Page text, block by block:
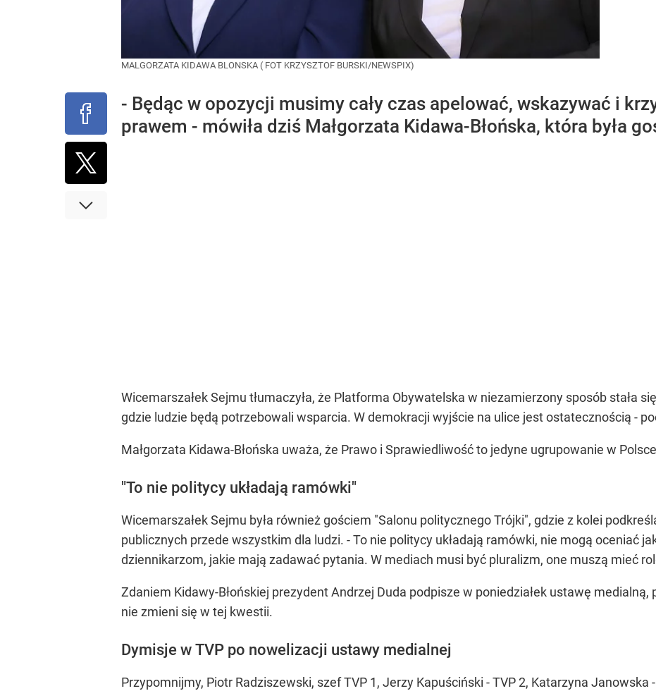
MALGORZATA KIDAWA BLONSKA ( FOT KRZYSZTOF BURSKI/NEWSPIX)
- Będąc w opozycji musimy cały czas apelować, wskazywać i
prawem - mówiła dziś Małgorzata Kidawa-Błońska, która była
Wicemarszałek Sejmu tłumaczyła, że Platforma Obywatelska w niezamierzony sposób stała
gdzie ludzie będą potrzebowali wsparcia. W demokracji wyjście na ulice jest ostatecznością -
Małgorzata Kidawa-Błońska uważa, że Prawo i Sprawiedliwość to jedyne ugrupowanie w
"To nie politycy układają ramówki"
Wicemarszałek Sejmu była również gościem "Salonu politycznego Trójki", gdzie z kolei
publicznych przede wszystkim dla ludzi. - To nie politycy układają ramówki, nie mogą oceniać
dziennikarzom, jakie mają zadawać pytania. W mediach musi być pluralizm, one muszą mieć
Zdaniem Kidawy-Błońskiej prezydent Andrzej Duda podpisze w poniedziałek ustawę medialną,
nie zmieni się w tej kwestii.
Dymisje w TVP po nowelizacji ustawy medialnej
Przypomnijmy, Piotr Radziszewski, szef TVP 1, Jerzy Kapuściński - TVP 2, Katarzyna Janowska